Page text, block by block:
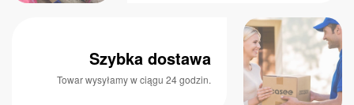
Szybka dostawa
Towar wysyłamy w ciągu 24 godzin.